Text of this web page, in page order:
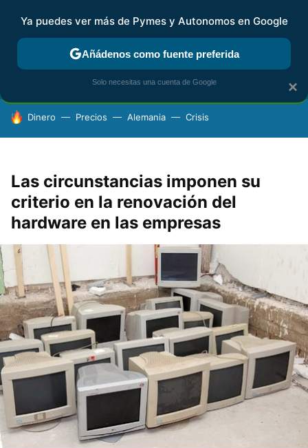
FISCALIDAD Y CONTABILIDAD KIT DIGITAL RENTA
HOY SE HABLA DE
Dinero Precios Alemania Crisis
Las circunstancias imponen su
criterio en la renovación del
hardware en las empresas
×
Ya puedes ver más de Pymes y Autonomos en Google
Añádenos como fuente preferida
Solo necesitas una cuenta de Google